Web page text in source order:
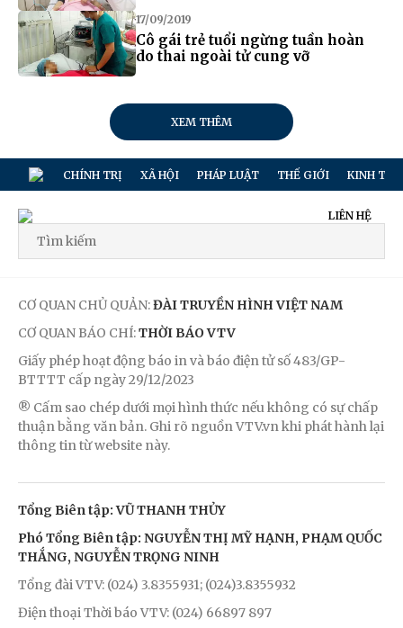
17/09/2019
Cô gái trẻ tuổi ngừng tuần hoàn
do thai ngoài tử cung vỡ
XEM THÊM
CHÍNH TRỊ XÃ HỘI PHÁP LUẬT THẾ GIỚI KINH TẾ
LIÊN HỆ
CƠ QUAN CHỦ QUẢN:ĐÀI TRUYỀN HÌNH VIỆT NAM
CƠ QUAN BÁO CHÍ:THỜI BÁO VTV
Giấy phép hoạt động báo in và báo điện tử số 483/GP-
BTTTT cấp ngày 29/12/2023
® Cấm sao chép dưới mọi hình thức nếu không có sự chấp
thuận bằng văn bản. Ghi rõ nguồn VTV.vn khi phát hành lại
thông tin từ website này.
Tổng Biên tập: VŨ THANH THỦY
Phó Tổng Biên tập: NGUYỄN THỊ MỸ HẠNH, PHẠM QUỐC
THẮNG, NGUYỄN TRỌNG NINH
Tổng đài VTV: (024) 3.8355931; (024)3.8355932
Điện thoại Thời báo VTV: (024) 66897 897